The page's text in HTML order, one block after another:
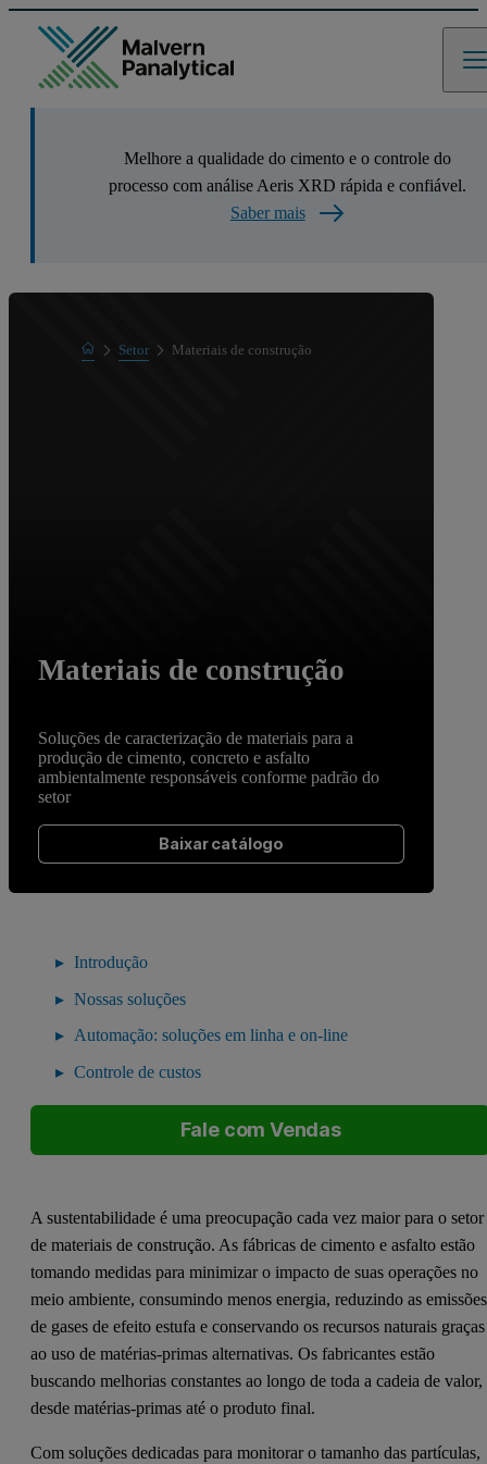
Melhore a qualidade do cimento e o controle do
processo com análise Aeris XRD rápida e confiável.
Saber mais
HomeSetor Materiais de construção
Materiais de construção
Soluções de caracterização de materiais para a
produção de cimento, concreto e asfalto
ambientalmente responsáveis conforme padrão do
setor
Baixar catálogo
Introdução
Nossas soluções
Automação: soluções em linha e on-line
Controle de custos
Fale com Vendas
A sustentabilidade é uma preocupação cada vez maior para o setor
de materiais de construção. As fábricas de cimento e asfalto estão
tomando medidas para minimizar o impacto de suas operações no
meio ambiente, consumindo menos energia, reduzindo as emissões
de gases de efeito estufa e conservando os recursos naturais graças
ao uso de matérias-primas alternativas. Os fabricantes estão
buscando melhorias constantes ao longo de toda a cadeia de valor,
desde matérias-primas até o produto final.
Com soluções dedicadas para monitorar o tamanho das partículas,